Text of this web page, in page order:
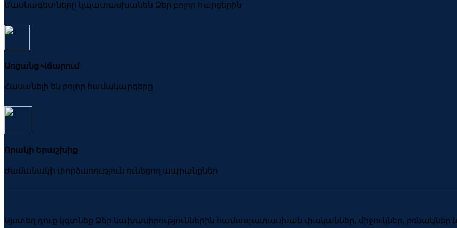
Մասնագետները կպատասխանեն Ձեր բոլոր հարցերին
Առցանց Վճարում
Հասանելի են բոլոր համակարգերը
Որակի Երաշխիք
Ժամանակի փորձառություն ունեցող ապրանքներ
Այստեղ դուք կգտնեք Ձեր նախասիրություններին համապատասխան փականներ, միջուկներ, բռնակներ և